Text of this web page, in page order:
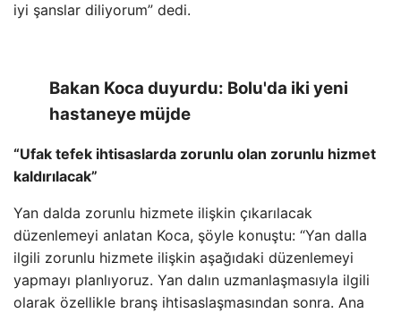
iyi şanslar diliyorum” dedi.
Bakan Koca duyurdu: Bolu'da iki yeni
hastaneye müjde
“Ufak tefek ihtisaslarda zorunlu olan zorunlu hizmet
kaldırılacak”
Yan dalda zorunlu hizmete ilişkin çıkarılacak
düzenlemeyi anlatan Koca, şöyle konuştu: “Yan dalla
ilgili zorunlu hizmete ilişkin aşağıdaki düzenlemeyi
yapmayı planlıyoruz. Yan dalın uzmanlaşmasıyla ilgili
olarak özellikle branş ihtisaslaşmasından sonra. Ana